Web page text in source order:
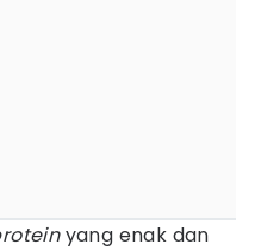
yang enak dan